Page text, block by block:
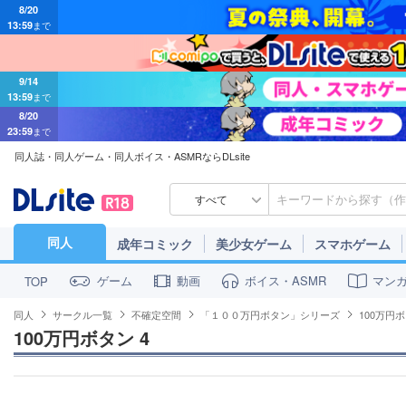
8/20
13:59まで
9/14
13:59まで
8/20
23:59まで
同人誌・同人ゲーム・同人ボイス・ASMRならDLsite
すべて
同人 成年コミック 美少女ゲーム スマホゲーム
TOP ゲーム 動画 ボイス・ASMR マン
同人 サークル一覧 不確定空間 「１００万円ボタン」シリーズ 100万円
100万円ボタン 4